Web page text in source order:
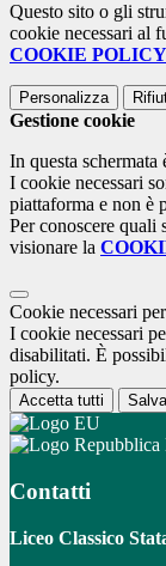
Questo sito o gli
cookie necessari al
COOKIE POLICY
Personalizza
Gestione cookie
In questa
I cookie necessari
piattaforma e non è
Per conoscere quali
visionare la
Cookie necessari
I cookie necessari
disabilitati. È
policy.
Accetta tutti
Contatti
Liceo Classico